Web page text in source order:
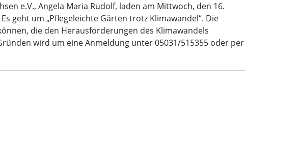
e.V., Angela Maria Rudolf, laden am Mittwoch, den 16.
geht um „Pflegeleichte Gärten trotz Klimawandel“. Die
die den Herausforderungen des Klimawandels
wird um eine Anmeldung unter 05031/515355 oder per